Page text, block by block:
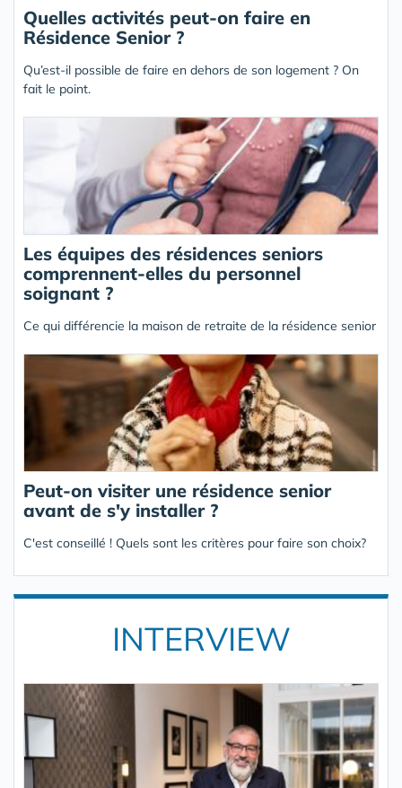
Quelles activités peut-on faire en
Résidence Senior ?
Qu’est-il possible de faire en dehors de son logement ? On
fait le point.
Les équipes des résidences seniors
comprennent-elles du personnel
soignant ?
Ce qui différencie la maison de retraite de la résidence senior
Peut-on visiter une résidence senior
avant de s'y installer ?
C'est conseillé ! Quels sont les critères pour faire son choix?
INTERVIEW